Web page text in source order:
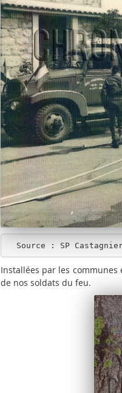
Source : SP
Installées par les
de nos soldats du feu.